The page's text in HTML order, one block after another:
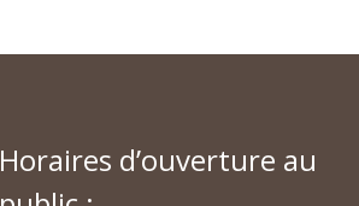
Horaires d’ouverture au